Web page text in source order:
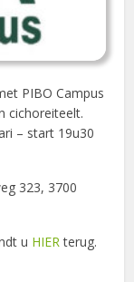
PIBO Campus
cichoreiteelt.
– start 19u30
323, 3700
u HIERterug.